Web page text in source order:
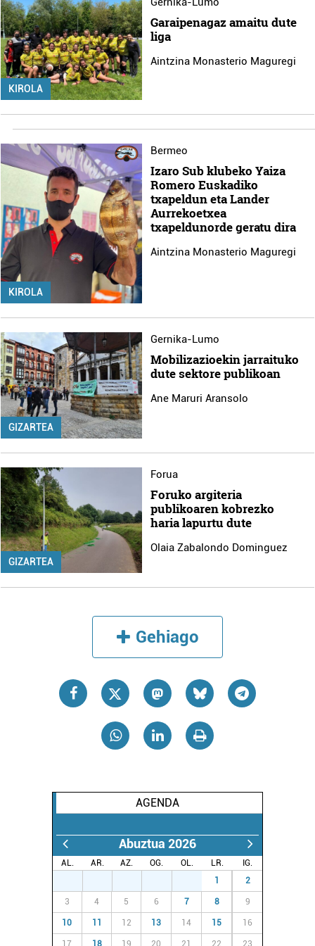
KIROLA
Garaipenagaz amaitu dute
liga
Aintzina Monasterio Maguregi
KIROLA
Bermeo
Izaro Sub klubeko Yaiza
Romero Euskadiko
txapeldun eta Lander
Aurrekoetxea
txapeldunorde geratu dira
Aintzina Monasterio Maguregi
GIZARTEA
Gernika-Lumo
Mobilizazioekin jarraituko
dute sektore publikoan
Ane Maruri Aransolo
GIZARTEA
Forua
Foruko argiteria
publikoaren kobrezko
haria lapurtu dute
Olaia Zabalondo Dominguez
Gehiago
AGENDA
Abuztua 2026
AL. AR. AZ. OG. OL. LR.
IG.
1 2
3 4 5 6 7 8 9
10 11 12 13 14 15 16